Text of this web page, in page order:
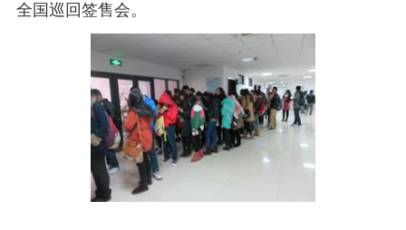
全国巡回签售会。